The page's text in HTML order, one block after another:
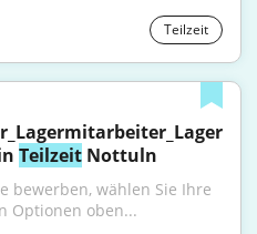
Teilzeit
Teilzeit Nottuln
bewerben, wählen Sie Ihre
Optionen oben...